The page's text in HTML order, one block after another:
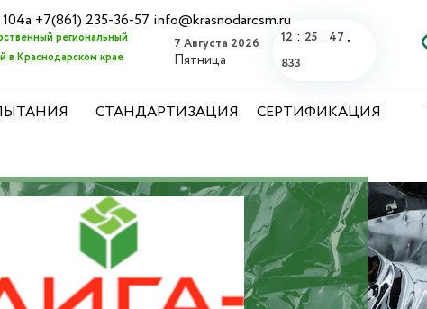
региональный
в Краснодарском крае
104а +7(861) 235-36-57 info@krasnodarcsm.ru
7 Августа 2026
Пятница
12 : 25: 48 ,
543
СТАНДАРТИЗАЦИЯ СЕРТИФИКАЦИЯ